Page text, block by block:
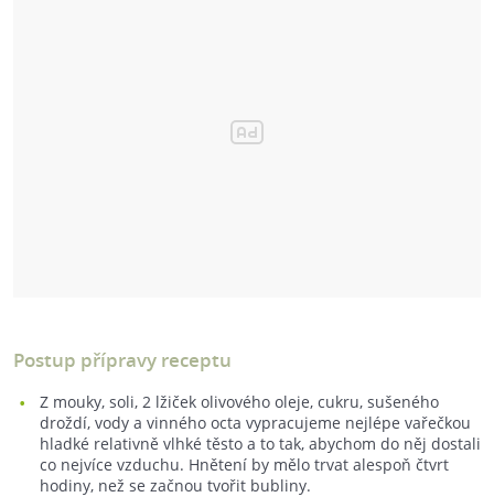
Postup přípravy receptu
Z mouky, soli, 2 lžiček olivového oleje, cukru, sušeného
droždí, vody a vinného octa vypracujeme nejlépe vařečkou
hladké relativně vlhké těsto a to tak, abychom do něj dostali
co nejvíce vzduchu. Hnětení by mělo trvat alespoň čtvrt
hodiny, než se začnou tvořit bubliny.